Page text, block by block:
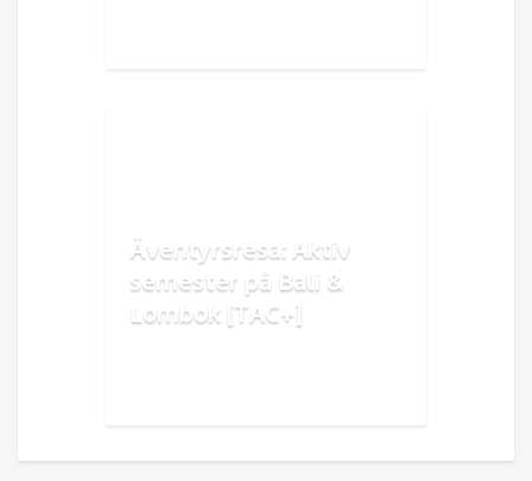
Äventyrsresa: Aktiv
semester på Bali &
Lombok [TAC+]